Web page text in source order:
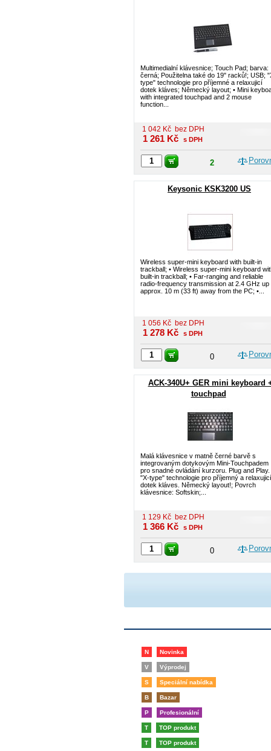
Multimedialní klávesnice; Touch Pad; barva:
černá; Použitelna také do 19" racků!; USB;
type" technologie pro příjemné a relaxujicí
dotek kláves; Německý layout; • Mini
with integrated touchpad and 2 mouse
function...
1 042 Kč bez DPH
1 261 Kč s DPH
2
Keysonic KSK3200 US
Wireless super-mini keyboard with built-in
trackball; • Wireless super-mini keyboard
built-in trackball; • Far-ranging and reliable
radio-frequency transmission at 2.4 GHz up
approx. 10 m (33 ft) away from the PC; •...
1 056 Kč bez DPH
1 278 Kč s DPH
0
ACK-340U+ GER mini keyboard
touchpad
Malá klávesnice v matně černé barvě s
integrovaným dotykovým Mini-Touchpadem
pro snadné ovládání kurzoru. Plug and Play.
"X-type" technologie pro příjemný a relaxujicí
dotek kláves. Německý layout!; Povrch
klávesnice: Softskin;...
1 129 Kč bez DPH
1 366 Kč s DPH
0
N Novinka
V Výprodej
S Speciální nabídka
B Bazar
P Profesionální
T TOP produkt
T TOP produkt